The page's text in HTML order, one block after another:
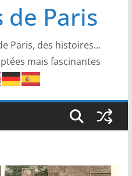
de Paris
Paris, des histoires…
mais fascinantes